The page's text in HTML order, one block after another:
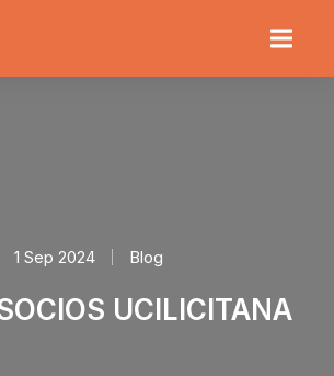
1 Sep 2024 Blog
UCILICITANA